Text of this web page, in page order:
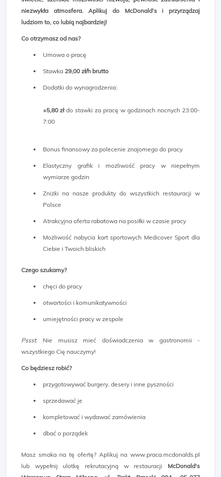
niezwykła atmosfera. Aplikuj do McDonald's i przyrządzaj
ludziom to, co lubią najbardziej!
Co otrzymasz od nas?
Umowa o pracę
Stawka 29,00 zł/h brutto
Dodatki do wynagrodzenia:
+5,80 złdo stawki za pracę w godzinach nocnych 23:00-
7:00
Bonus finansowy za polecenie znajomego do pracy
Elastyczny grafik i możliwość pracy w niepełnym
wymiarze godzin
Zniżki na nasze produkty do wszystkich restauracji w
Polsce
Atrakcyjna oferta rabatowa na posiłki w czasie pracy
Możliwość nabycia kart sportowych Medicover Sport dla
Ciebie i Twoich bliskich
Czego szukamy?
chęci do pracy
otwartości i komunikatywności
umiejętności pracy w zespole
Pssst: Nie musisz mieć doświadczenia w gastronomii -
wszystkiego Cię nauczymy!
Co będziesz robić?
przygotowywać burgery, desery i inne pyszności
sprzedawać je
kompletować i wydawać zamówienia
dbać o porządek
Masz smaka na tę ofertę? Aplikuj na www.praca.mcdonalds.pl
lub wypełnij ulotkę rekrutacyjną w restauracji McDonald's